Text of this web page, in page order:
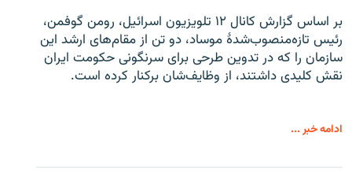
بر اساس گزارش کانال ۱۲ تلویزیون اسرائیل، رومن گوفمن،
رئیس تازه‌منصوب‌شدۀ موساد، دو تن از مقام‌های ارشد این
سازمان را که در تدوین طرحی برای سرنگونی حکومت ایران
نقش کلیدی داشتند، از وظایف‌شان برکنار کرده است.
ادامه خبر ...